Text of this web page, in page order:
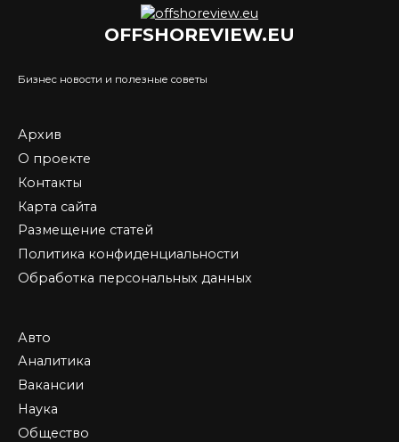
OFFSHOREVIEW.EU
Бизнес новости и полезные советы
Архив
О проекте
Контакты
Карта сайта
Размещение статей
Политика конфиденциальности
Обработка персональных данных
Авто
Аналитика
Вакансии
Наука
Общество